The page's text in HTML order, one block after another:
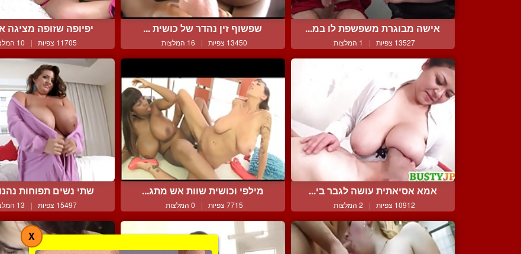
אישה מבוגרת משפשפת לו במ...
13527 צפיות | 1 המלצות
שפשוף זין נהדר של כושית ...
13450 צפיות | 16 המלצות
יפיופה שזופה מציגה
11705 צפיות | 10 המלצות
אמא אסיאתית עושה לגבר בי...
10912 צפיות | 2 המלצות
מילפי וכושית שוות אש מתג...
7715 צפיות | 0 המלצות
שתי נשים תפוחות
15497 צפיות | 13 המלצות
X